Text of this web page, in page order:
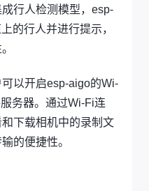
成行人检测模型，esp-
的行人并进行提示，
以开启esp-aigo的Wi-
务器。通过Wi-Fi连
下载相机中的录制文
的便捷性。